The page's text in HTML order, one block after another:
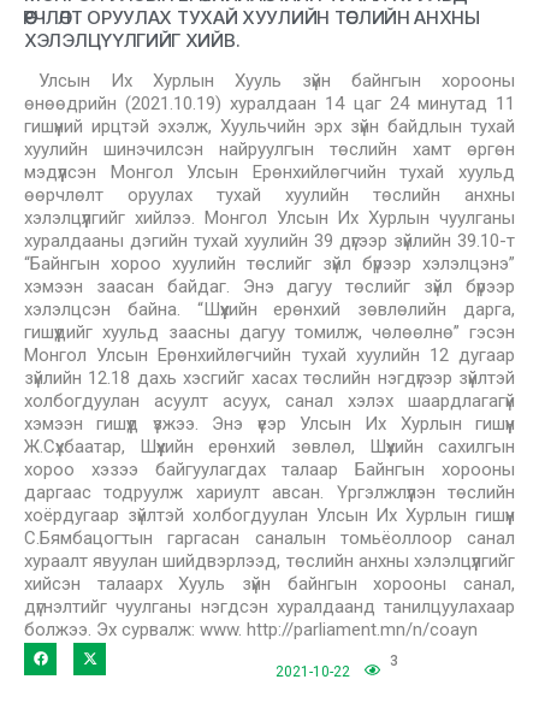
ӨӨРЧЛӨЛТ ОРУУЛАХ ТУХАЙ ХУУЛИЙН ТӨСЛИЙН АНХНЫ
ХЭЛЭЛЦҮҮЛГИЙГ ХИЙВ.
Улсын Их Хурлын Хууль зүйн байнгын хорооны
өнөөдрийн (2021.10.19) хуралдаан 14 цаг 24 минутад 11
гишүүний ирцтэй эхэлж, Хуульчийн эрх зүйн байдлын тухай
хуулийн шинэчилсэн найруулгын төслийн хамт өргөн
мэдүүлсэн Монгол Улсын Ерөнхийлөгчийн тухай хуульд
өөрчлөлт оруулах тухай хуулийн төслийн анхны
хэлэлцүүлгийг хийлээ. Монгол Улсын Их Хурлын чуулганы
хуралдааны дэгийн тухай хуулийн 39 дүгээр зүйлийн 39.10-т
“Байнгын хороо хуулийн төслийг зүйл бүрээр хэлэлцэнэ”
хэмээн заасан байдаг. Энэ дагуу төслийг зүйл бүрээр
хэлэлцсэн байна. “Шүүхийн ерөнхий зөвлөлийн дарга,
гишүүдийг хуульд заасны дагуу томилж, чөлөөлнө” гэсэн
Монгол Улсын Ерөнхийлөгчийн тухай хуулийн 12 дугаар
зүйлийн 12.18 дахь хэсгийг хасах төслийн нэгдүгээр зүйлтэй
холбогдуулан асуулт асуух, санал хэлэх шаардлагагүй
хэмээн гишүүд үзжээ. Энэ үеэр Улсын Их Хурлын гишүүн
Ж.Сүхбаатар, Шүүхийн ерөнхий зөвлөл, Шүүхийн сахилгын
хороо хэзээ байгуулагдах талаар Байнгын хорооны
даргаас тодруулж хариулт авсан. Үргэлжлүүлэн төслийн
хоёрдугаар зүйлтэй холбогдуулан Улсын Их Хурлын гишүүн
С.Бямбацогтын гаргасан саналын томьёоллоор санал
хураалт явуулан шийдвэрлээд, төслийн анхны хэлэлцүүлгийг
хийсэн талаарх Хууль зүйн байнгын хорооны санал,
дүгнэлтийг чуулганы нэгдсэн хуралдаанд танилцуулахаар
болжээ. Эх сурвалж: www. http://parliament.mn/n/coayn
2021-10-22
3